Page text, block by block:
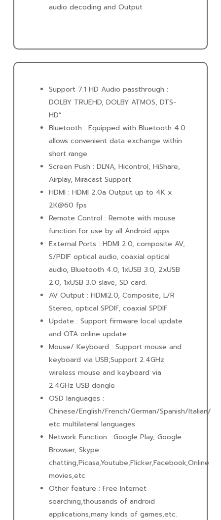
audio decoding and Output
Support 7.1 HD Audio passthrough :
DOLBY TRUEHD, DOLBY ATMOS, DTS-
HD”
Bluetooth : Equipped with Bluetooth 4.0
allows convenient data exchange within
short range
Screen Push : DLNA, Hicontrol, HiShare,
Airplay, Miracast Support
HDMI : HDMI 2.0a Output up to 4K x
2K@60 fps
Remote Control : Remote with mouse
function for use by all Android apps
External Ports : HDMI 2.0, composite AV,
S/PDIF optical audio, coaxial optical
audio, Bluetooth 4.0, 1xUSB 3.0, 2xUSB
2.0, 1xUSB 3.0 slave, SD card.
AV Output : HDMI2.0, Composite, L/R
Stereo, optical SPDIF, coaxial SPDIF
Update : Support firmware local update
and OTA online update
Mouse/ Keyboard : Support mouse and
keyboard via USB;Support 2.4GHz
wireless mouse and keyboard via
2.4GHz USB dongle
OSD languages :
Chinese/English/French/German/Spanish/Italian/
etc multilateral languages
Network Function : Google Play, Google
Browser, Skype
chatting,Picasa,Youtube,Flicker,Facebook,Online
movies,etc
Other feature : Free Internet
searching,thousands of android
applications,many kinds of games,etc.